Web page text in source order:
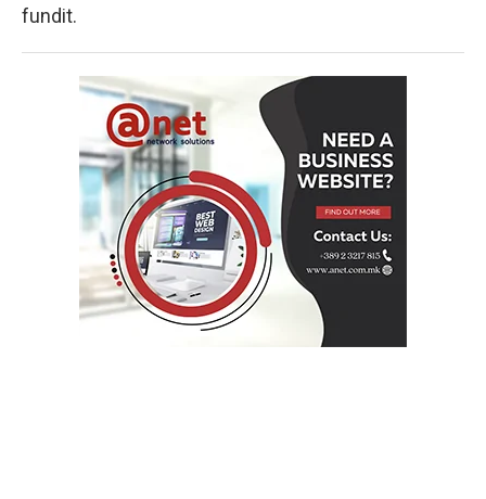
fundit.